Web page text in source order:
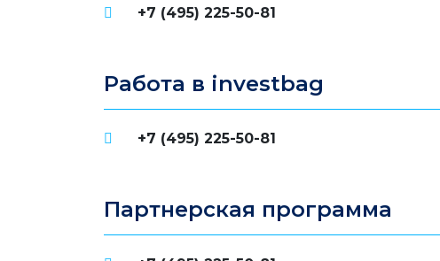
+7 (495) 225-50-81
Работа в investbag
+7 (495) 225-50-81
Партнерская программа